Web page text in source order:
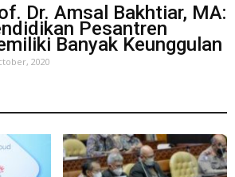
Dr. Amsal Bakhtiar, MA:
Pesantren
Banyak Keunggulan
2020